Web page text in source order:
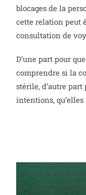
blocages de la
cette relation peut
consultation de
D’une part pour
comprendre si la
stérile, d’autre
intentions,